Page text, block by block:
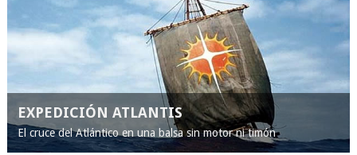
EXPEDICIÓN ATLANTIS
El cruce del Atlántico en una balsa sin motor ni timón